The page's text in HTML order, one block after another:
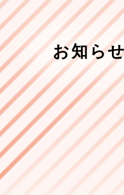
お知ら